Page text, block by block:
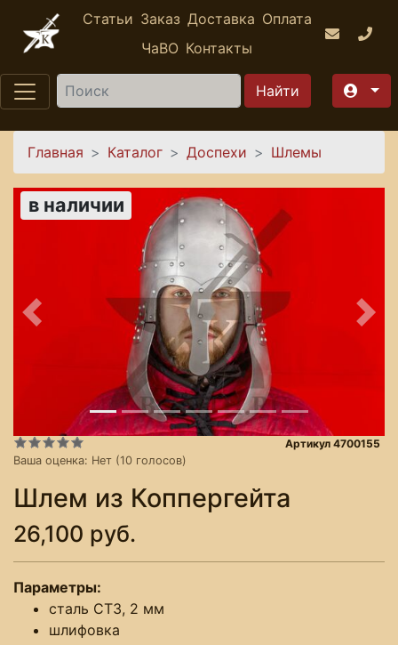
Перейти к основному содержанию
Статьи Заказ Доставка Оплата
ЧаВО Контакты
Найти
Вы здесь
Главная Каталог Доспехи Шлемы
в наличии
Предыдущее
Ваша оценка: Нет (10 голосов)
Артикул 4700155
Шлем из Коппергейта
26,100 руб.
Параметры:
сталь СТ3, 2 мм
шлифовка